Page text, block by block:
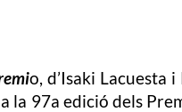
o, d’Isaki Lacuesta
la 97a edició dels